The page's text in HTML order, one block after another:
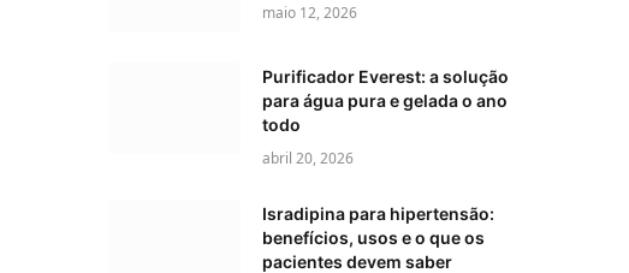
maio 12, 2026
Purificador Everest: a solução
para água pura e gelada o ano
todo
abril 20, 2026
Isradipina para hipertensão:
benefícios, usos e o que os
pacientes devem saber